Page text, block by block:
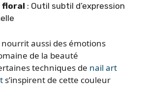
floral : Outil subtil d’expression
aussi des émotions
de la beauté
techniques de nail art
s’inspirent de cette couleur